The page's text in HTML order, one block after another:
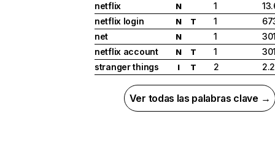
netflix
N 1
netflix login
N T 1
net
N 1
netflix account
N T 1
stranger things
I T 2
Ver todas las palabras clave →